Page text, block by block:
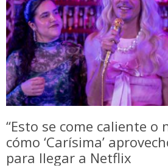
“Esto se come caliente o
cómo ‘Carísima’
para llegar a Netflix